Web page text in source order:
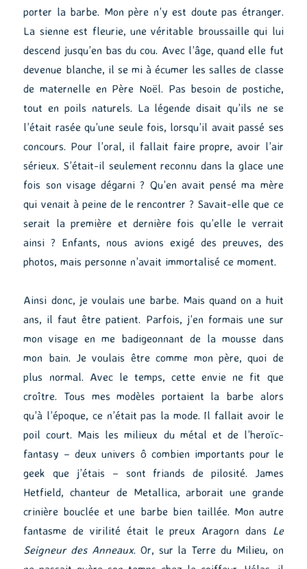
porter la barbe. Mon père n’y est doute pas étranger.
La sienne est fleurie, une véritable broussaille qui lui
descend jusqu’en bas du cou. Avec l’âge, quand elle fut
devenue blanche, il se mi à écumer les salles de classe
de maternelle en Père Noël. Pas besoin de postiche,
tout en poils naturels. La légende disait qu’ils ne se
l’était rasée qu’une seule fois, lorsqu’il avait passé ses
concours. Pour l’oral, il fallait faire propre, avoir l’air
sérieux. S’était-il seulement reconnu dans la glace une
fois son visage dégarni ? Qu’en avait pensé ma mère
qui venait à peine de le rencontrer ? Savait-elle que ce
serait la première et dernière fois qu’elle le verrait
ainsi ? Enfants, nous avions exigé des preuves, des
photos, mais personne n’avait immortalisé ce moment.
Ainsi donc, je voulais une barbe. Mais quand on a huit
ans, il faut être patient. Parfois, j’en formais une sur
mon visage en me badigeonnant de la mousse dans
mon bain. Je voulais être comme mon père, quoi de
plus normal. Avec le temps, cette envie ne fit que
croître. Tous mes modèles portaient la barbe alors
qu’à l’époque, ce n’était pas la mode. Il fallait avoir le
poil court. Mais les milieux du métal et de l’heroïc-
fantasy – deux univers ô combien importants pour le
geek que j’étais – sont friands de pilosité. James
Hetfield, chanteur de Metallica, arborait une grande
crinière bouclée et une barbe bien taillée. Mon autre
fantasme de virilité était le preux Aragorn dans Le
Seigneur des Anneaux. Or, sur la Terre du Milieu, on